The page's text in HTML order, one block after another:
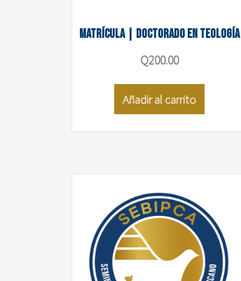
Matrícula | Doctorado en Teología
Q200.00
Añadir al carrito